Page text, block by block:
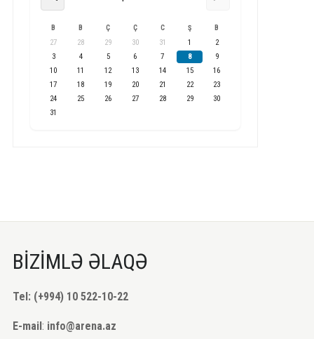
B B Ç Ç C Ş B
27 28 29 30 31 1
2
3
4 5 6 7 8
9
10
11 12 13 14 15
16
17
18 19 20 21 22
23
24
25 26 27 28 29
30
31
BİZİMLƏ ƏLAQƏ
Tel: (+994) 10 522-10-22
E-mail: info@arena.az